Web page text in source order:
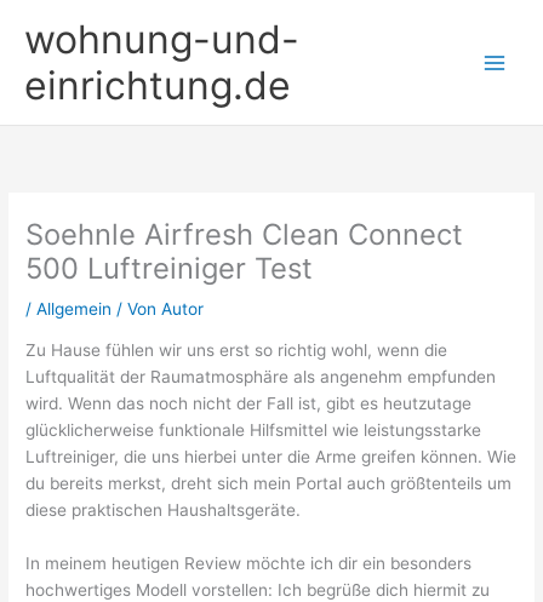
Inhaltwohnung-und-
einrichtung.de
Soehnle Airfresh Clean Connect
500 Luftreiniger Test
/Allgemein / VonAutor
Zu Hause fühlen wir uns erst so richtig wohl, wenn die
Luftqualität der Raumatmosphäre als angenehm empfunden
wird. Wenn das noch nicht der Fall ist, gibt es heutzutage
glücklicherweise funktionale Hilfsmittel wie leistungsstarke
Luftreiniger, die uns hierbei unter die Arme greifen können. Wie
du bereits merkst, dreht sich mein Portal auch größtenteils um
diese praktischen Haushaltsgeräte.
In meinem heutigen Review möchte ich dir ein besonders
hochwertiges Modell vorstellen: Ich begrüße dich hiermit zu